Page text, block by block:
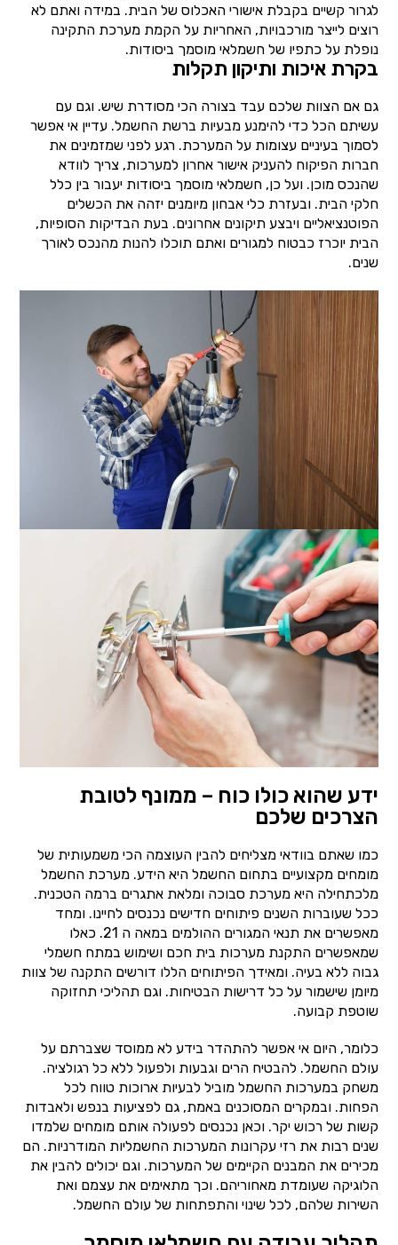
לגרור קשיים בקבלת אישורי האכלוס של הבית. במידה ואתם לא
רוצים לייצר מורכבויות, האחריות על הקמת מערכת התקינה
נופלת על כתפיו של חשמלאי מוסמך ביסודות.
בקרת איכות ותיקון תקלות
גם אם הצוות שלכם עבד בצורה הכי מסודרת שיש. וגם עם
עשיתם הכל כדי להימנע מבעיות ברשת החשמל. עדיין אי אפשר
לסמוך בעיניים עצומות על המערכת. רגע לפני שמזמינים את
חברות הפיקוח להעניק אישור אחרון למערכות, צריך לוודא
שהנכס מוכן. ועל כן, חשמלאי מוסמך ביסודות יעבור בין כלל
חלקי הבית. ובעזרת כלי אבחון מיומנים יזהה את הכשלים
הפוטנציאליים ויבצע תיקונים אחרונים. בעת הבדיקות הסופיות,
הבית יוכרז כבטוח למגורים ואתם תוכלו להנות מהנכס לאורך
שנים.
ידע שהוא כולו כוח – ממונף לטובת
הצרכים שלכם
כמו שאתם בוודאי מצליחים להבין העוצמה הכי משמעותית של
מומחים מקצועיים בתחום החשמל היא הידע. מערכת החשמל
מלכתחילה היא מערכת סבוכה ומלאת אתגרים ברמה הטכנית.
ככל שעוברות השנים פיתוחים חדישים נכנסים לחיינו. ומחד
מאפשרים את תנאי המגורים ההולמים במאה ה 21. כאלו
שמאפשרים התקנת מערכות בית חכם ושימוש במתח חשמלי
גבוה ללא בעיה. ומאידך הפיתוחים הללו דורשים התקנה של צוות
מיומן שישמור על כל דרישות הבטיחות. וגם תהליכי תחזוקה
שוטפת קבועה.
כלומר, היום אי אפשר להתהדר בידע לא ממוסד שצברתם על
עולם החשמל. להבטיח הרים וגבעות ולפעול ללא כל רגולציה.
משחק במערכות החשמל מוביל לבעיות ארוכות טווח לכל
הפחות. ובמקרים המסוכנים באמת, גם לפציעות בנפש ולאבדות
קשות של רכוש יקר. וכאן נכנסים לפעולה אותם מומחים שלמדו
שנים רבות את רזי עקרונות המערכות החשמליות המודרניות. הם
מכירים את המבנים הקיימים של המערכות. וגם יכולים להבין את
הלוגיקה שעומדת מאחוריהם. וכך מתאימים את עצמם ואת
השירות שלהם, לכל שינוי והתפתחות של עולם החשמל.